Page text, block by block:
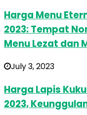
Harga Menu
2023: Tempat
Menu Lezat dan
July 3, 2023
Harga Lapis
2023,